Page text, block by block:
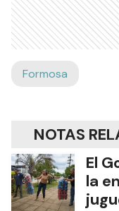
Formosa
NOTAS
El
la